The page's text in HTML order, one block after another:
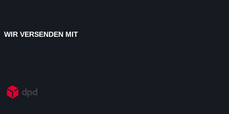
WIR VERSENDEN MIT